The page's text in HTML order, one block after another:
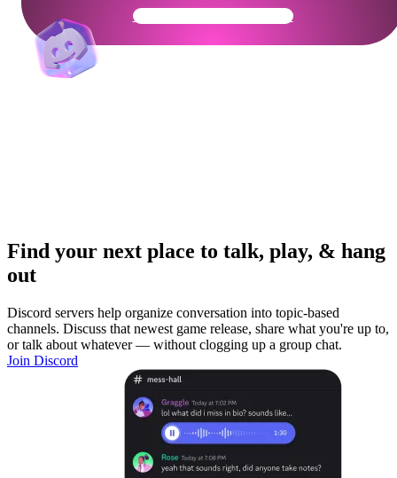
Get Your Community Ready
Find your next place to talk, play, & hang
out
Discord servers help organize conversation into topic-based
channels. Discuss that newest game release, share what you're up to,
or talk about whatever — without clogging up a group chat.
Join Discord